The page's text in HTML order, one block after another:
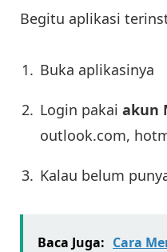
Begitu aplikasi
Buka aplikasinya
Login pakai akun
outlook.com,
Kalau belum
Baca Juga: Cara